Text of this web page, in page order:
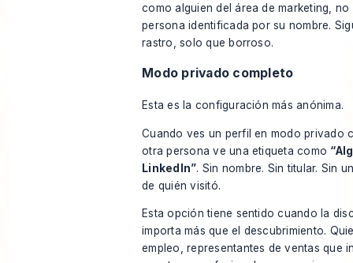
como alguien del área de marketing,
persona identificada por su nombre.
rastro, solo que borroso.
Modo privado completo
Esta es la configuración más anónima.
Cuando ves un perfil en modo privado
otra persona ve una etiqueta como
LinkedIn”. Sin nombre. Sin titular. Sin
de quién visitó.
Esta opción tiene sentido cuando la
importa más que el descubrimiento.
empleo, representantes de ventas que